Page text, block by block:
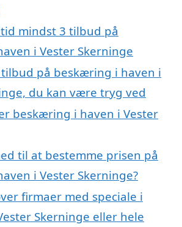
mindst 3 tilbud på
i Vester Skerninge
tilbud på beskæring i haven i
du kan være tryg ved
beskæring i haven i Vester
til at bestemme prisen på
i Vester Skerninge?
firmaer med speciale i
Skerninge eller hele